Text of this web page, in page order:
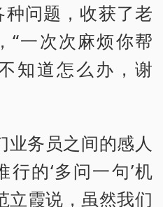
问题，收获了老
“一次次麻烦你帮
知道怎么办，谢
业务员之间的感人
的‘多问一句’机
立霞说，虽然我们